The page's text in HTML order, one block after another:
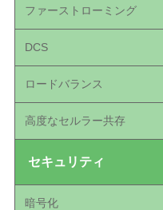
ファーストローミング
DCS
ロードバランス
⾼度なセルラー共存
セキュリティ
暗号化